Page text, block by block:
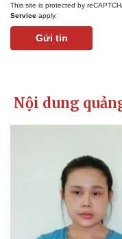
This site is protected by
Service apply.
Gửi tin